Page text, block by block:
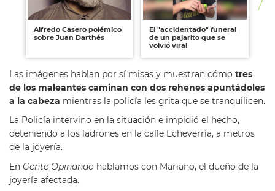
Alfredo Casero polémico
sobre Juan Darthés
El "accidentado" funeral
de un pajarito que se
volvió viral
Las imágenes hablan por sí misas y muestran cómo tres
de los maleantes caminan con dos rehenes apuntádoles
a la cabeza mientras la policía les grita que se tranquilicen.
La Policía intervino en la situación e impidió el hecho,
deteniendo a los ladrones en la calle Echeverría, a metros
de la joyería.
En Gente Opinando hablamos con Mariano, el dueño de la
joyería afectada.